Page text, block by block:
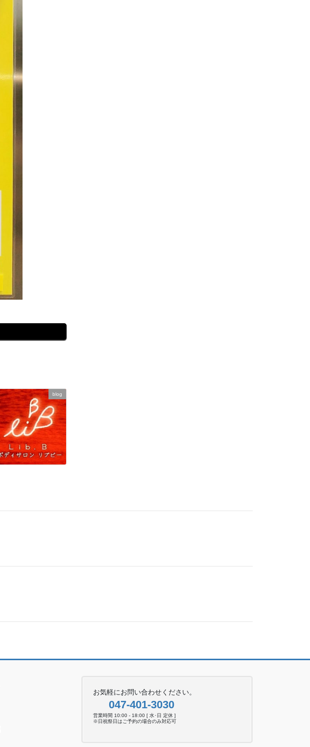
blog
お気軽にお問い合わせください。
047-401-3030
営業時間 10:00 - 18:00 [ 水･日 定休 ]
※日祝祭日はご予約の場合のみ対応可